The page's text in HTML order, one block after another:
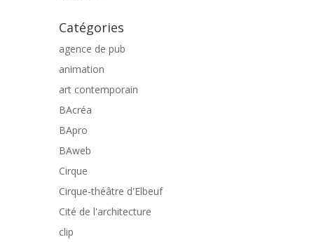
Catégories
agence de pub
animation
art contemporain
BAcréa
BApro
BAweb
Cirque
Cirque-théâtre d'Elbeuf
Cité de l'architecture
clip